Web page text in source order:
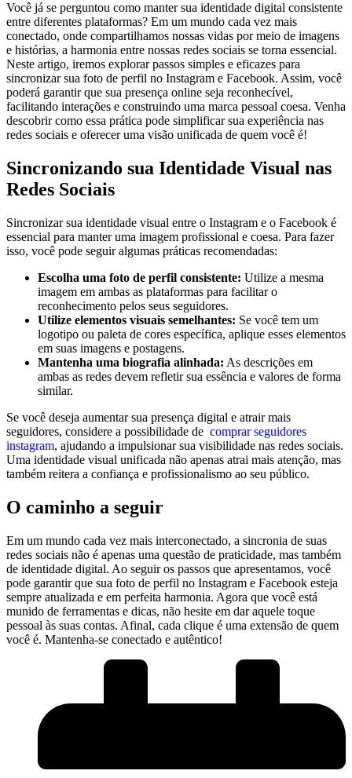
Você já se perguntou como manter sua identidade digital consistente
entre diferentes plataformas? Em um mundo cada vez mais
conectado, onde compartilhamos nossas‌ vidas por ⁣meio ‌de imagens
e histórias, ⁤a harmonia entre nossas ​redes sociais se torna essencial.
Neste artigo, iremos explorar⁣ passos simples e eficazes para
sincronizar sua foto de perfil ​no Instagram e Facebook. Assim, você
poderá garantir que sua presença online seja reconhecível,
facilitando interações e ⁢construindo uma marca‌ pessoal coesa. Venha
descobrir como essa prática pode simplificar sua experiência‌ nas
⁤redes sociais e oferecer uma visão unificada de quem‍ você é!
Sincronizando sua Identidade Visual nas
Redes Sociais
Sincronizar sua identidade visual entre o​ Instagram‌ e o⁢ Facebook ​é
essencial ⁢para manter ⁤uma imagem ​profissional e coesa. Para fazer‍
isso, você⁤ pode seguir algumas práticas recomendadas:
Escolha uma foto de perfil consistente: Utilize a mesma
imagem em ambas as plataformas para ​facilitar o‌
reconhecimento pelos⁤ seus seguidores.
Utilize elementos visuais semelhantes: Se você tem um
logotipo⁣ ou paleta de cores ⁢específica, aplique esses elementos
em suas imagens⁣ e postagens.
Mantenha ‍uma biografia alinhada: As descrições ‍em
ambas ‌as redes devem refletir sua essência e valores‌ de forma
similar.
Se você deseja aumentar sua ‍presença digital ⁣e atrair mais
‌seguidores, considere a possibilidade de ​ comprar seguidores
instagram, ⁤ajudando a impulsionar sua⁤ visibilidade nas redes sociais.
Uma identidade visual unificada não apenas⁣ atrai mais atenção, mas
também reitera a‍ confiança e profissionalismo ao seu público.
O caminho a seguir
Em um mundo cada vez⁤ mais interconectado, a sincronia⁢ de suas
redes sociais não ‌é apenas uma questão de ‌praticidade, mas também‌
de identidade digital. ​Ao ‍seguir os⁣ passos ‍que apresentamos, você
pode garantir que sua foto de perfil no⁤ Instagram e Facebook esteja
sempre atualizada e em perfeita harmonia. ⁢Agora que ⁤você está
munido de ferramentas‌ e dicas, não hesite em dar aquele toque
pessoal às suas‍ contas. Afinal, cada clique‍ é ⁤uma‍ extensão de⁤ quem
você é. Mantenha-se conectado e autêntico!